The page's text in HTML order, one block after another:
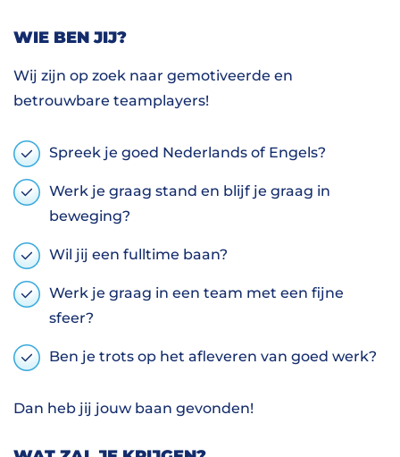
WIE BEN JIJ?
Wij zijn op zoek naar gemotiveerde en
betrouwbare teamplayers!
Spreek je goed Nederlands of Engels?
Werk je graag stand en blijf je graag in
beweging?
Wil jij een fulltime baan?
Werk je graag in een team met een fijne
sfeer?
Ben je trots op het afleveren van goed werk?
Dan heb jij jouw baan gevonden!